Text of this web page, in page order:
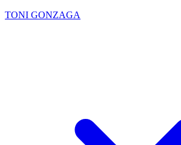
TONI GONZAGA